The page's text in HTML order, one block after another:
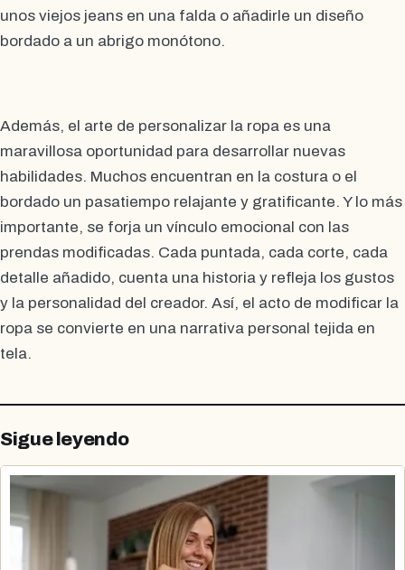
unos viejos jeans en una falda o añadirle un diseño
bordado a un abrigo monótono.
Además, el arte de personalizar la ropa es una
maravillosa oportunidad para desarrollar nuevas
habilidades. Muchos encuentran en la costura o el
bordado un pasatiempo relajante y gratificante. Y lo más
importante, se forja un vínculo emocional con las
prendas modificadas. Cada puntada, cada corte, cada
detalle añadido, cuenta una historia y refleja los gustos
y la personalidad del creador. Así, el acto de modificar la
ropa se convierte en una narrativa personal tejida en
tela.
Sigue leyendo